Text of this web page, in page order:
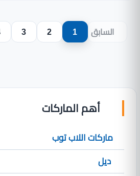
السابق 1
2
3
أهم الماركات
ماركات اللاب توب
ديل